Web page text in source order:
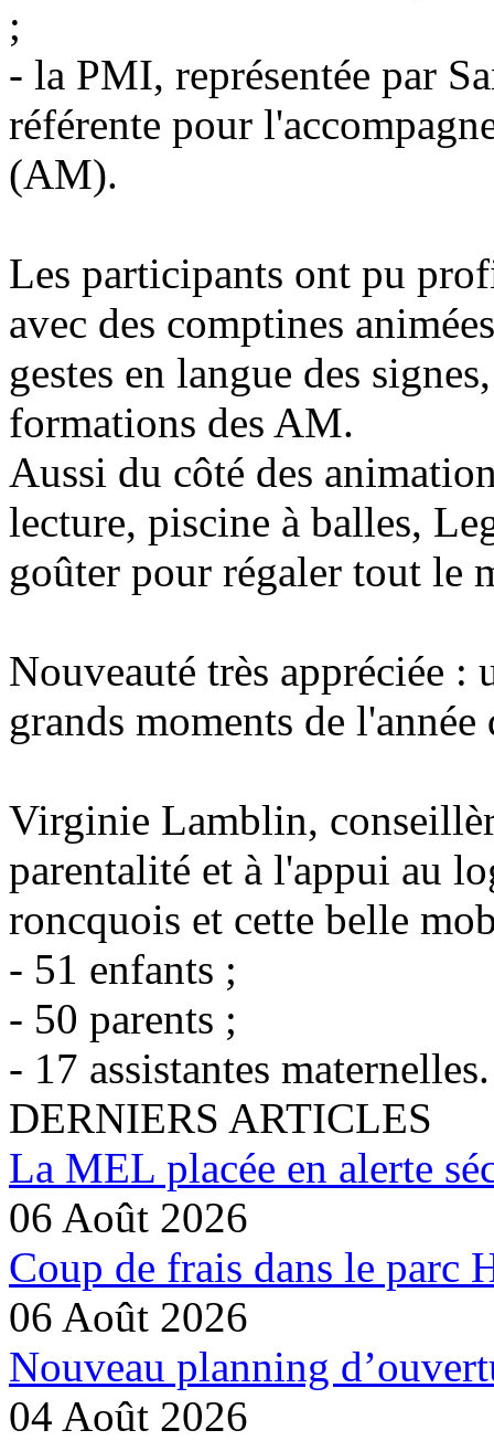
;
- la PMI, représentée par
référente pour
(AM).
Les participants ont pu
avec des comptines
gestes en langue des
formations des AM.
Aussi du côté des
lecture, piscine à balles,
goûter pour régaler tout le
Nouveauté très appréciée
grands moments de l'année
Virginie Lamblin,
parentalité et à l'appui au
roncquois et cette belle
- 51 enfants ;
- 50 parents ;
- 17 assistantes maternelles.
DERNIERS ARTICLES
La MEL placée en alerte
06 Août 2026
Coup de frais dans le parc
06 Août 2026
Nouveau planning
04 Août 2026